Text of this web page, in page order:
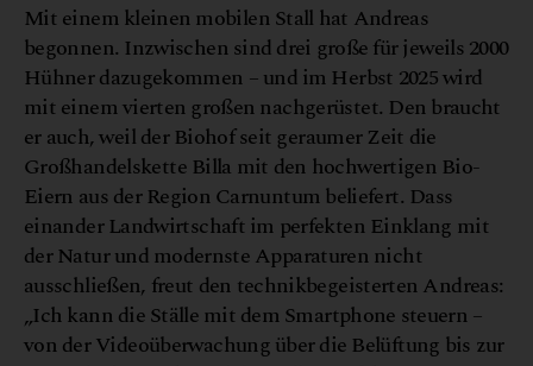
Mit einem kleinen mobilen Stall hat Andreas
begonnen. Inzwischen sind drei große für jeweils 2000
Hühner dazugekommen – und im Herbst 2025 wird
mit einem vierten großen nachgerüstet. Den braucht
er auch, weil der Biohof seit geraumer Zeit die
Großhandelskette Billa mit den hochwertigen Bio-
Eiern aus der Region Carnuntum beliefert. Dass
einander Landwirtschaft im perfekten Einklang mit
der Natur und modernste Apparaturen nicht
ausschließen, freut den technikbegeisterten Andreas:
„Ich kann die Ställe mit dem Smartphone steuern –
von der Videoüberwachung über die Belüftung bis zur